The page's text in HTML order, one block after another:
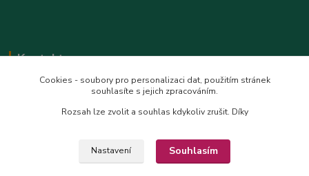
Kontakt
Alexandra
(Po-Pá, 8.00-18 hod)
Cookies - soubory pro personalizaci dat, použitím stránek
souhlasíte s jejich zpracováním.
Rozsah lze zvolit a souhlas kdykoliv zrušit. Díky
Nastavení Souhlasím